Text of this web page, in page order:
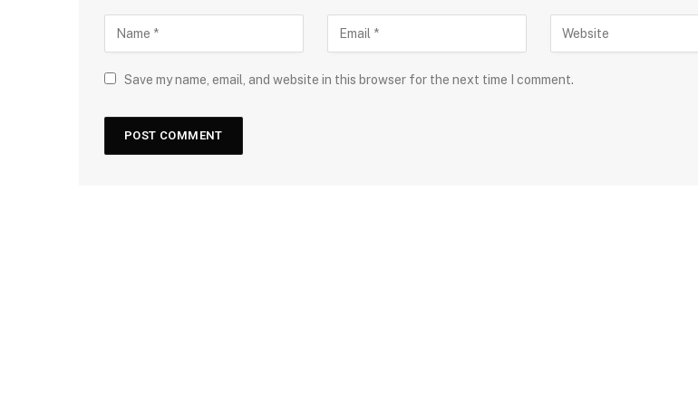
Save my name, email, and website in this browser for the next time I comment.